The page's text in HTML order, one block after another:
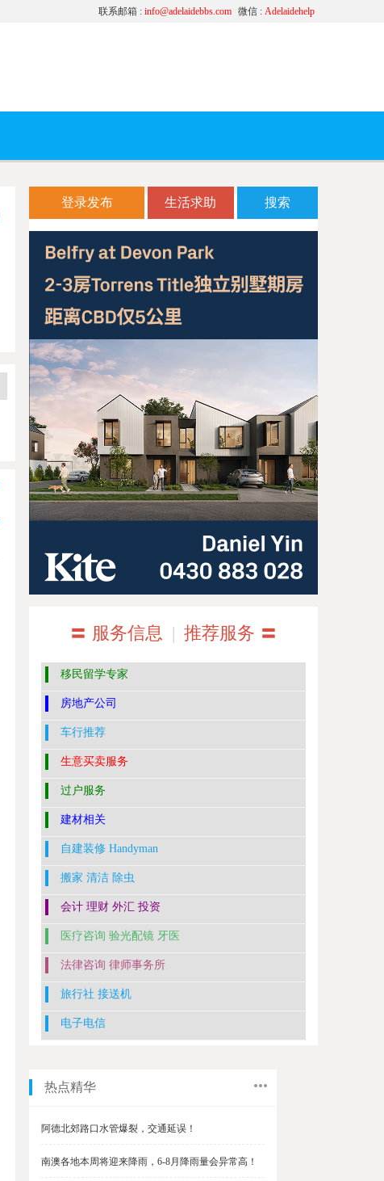
微信 : Adelaidehelp
联系邮箱 : info@adelaidebbs.com
登录发布 生活求助 搜索
〓 服务信息 | 推荐服务 〓
移民留学专家
房地产公司
车行推荐
生意买卖服务
过户服务
建材相关
自建装修 Handyman
搬家 清洁 除虫
会计 理财 外汇 投资
医疗咨询 验光配镜 牙医
法律咨询 律师事务所
旅行社 接送机
电子电信
热点精华
阿德北郊路口水管爆裂，交通延误！
南澳各地本周将迎来降雨，6-8月降雨量会异常高！